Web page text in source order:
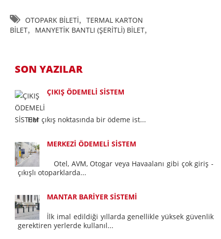
OTOPARK BİLETİ, TERMAL KARTON
BİLET, MANYETİK BANTLI (ŞERİTLİ) BİLET,
SON YAZILAR
ÇIKIŞ ÖDEMELİ SİSTEM
Her çıkış noktasında bir ödeme ist...
MERKEZİ ÖDEMELİ SİSTEM
Otel, AVM, Otogar veya Havaalanı gibi çok giriş -
çıkışlı otoparklarda...
MANTAR BARİYER SİSTEMİ
İlk imal edildiği yıllarda genellikle yüksek güvenlik
gerektiren yerlerde kullanıl...